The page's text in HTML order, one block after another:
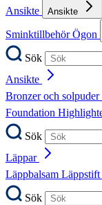
Ansikte
Ansikte
SminktillbehörÖgon
Sök
Ansikte
Bronzer och solpuder
Foundation
Sök
Läppar
Läppbalsam Läppstift
Sök